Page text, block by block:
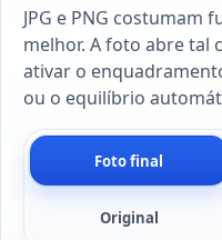
JPG e PNG costumam
melhor. A foto abre tal
ativar o
ou o equilíbrio
Foto final
Original